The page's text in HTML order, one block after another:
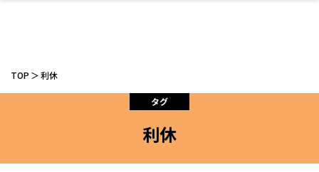
スイーツ
泊まる
ネイルサロン
雑貨
お金のこと
新築体験談
TOP 利休
タグ
利休